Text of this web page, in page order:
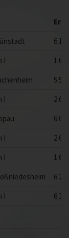
6:1
I
1:6
5:5
I
2:6
6:0
I
2:6
I
1:6
6:2
I 6:3